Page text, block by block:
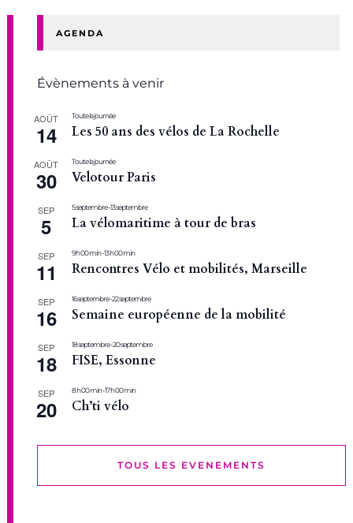
AGENDA
Évènements à venir
AOÛT
14
Toute la journée
Les 50 ans des vélos de La Rochelle
AOÛT
30
Toute la journée
Velotour Paris
SEP
5
5 septembre-13 septembre
La vélomaritime à tour de bras
SEP
11
9 h 00 min-13 h 00 min
Rencontres Vélo et mobilités, Marseille
SEP
16
16 septembre-22 septembre
Semaine européenne de la mobilité
SEP
18
18 septembre-20 septembre
FISE, Essonne
SEP
20
8 h 00 min-17 h 00 min
Ch’ti vélo
TOUS LES EVENEMENTS